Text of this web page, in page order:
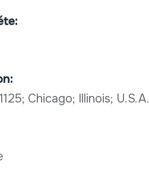
Chicago; Illinois; U.S.A.